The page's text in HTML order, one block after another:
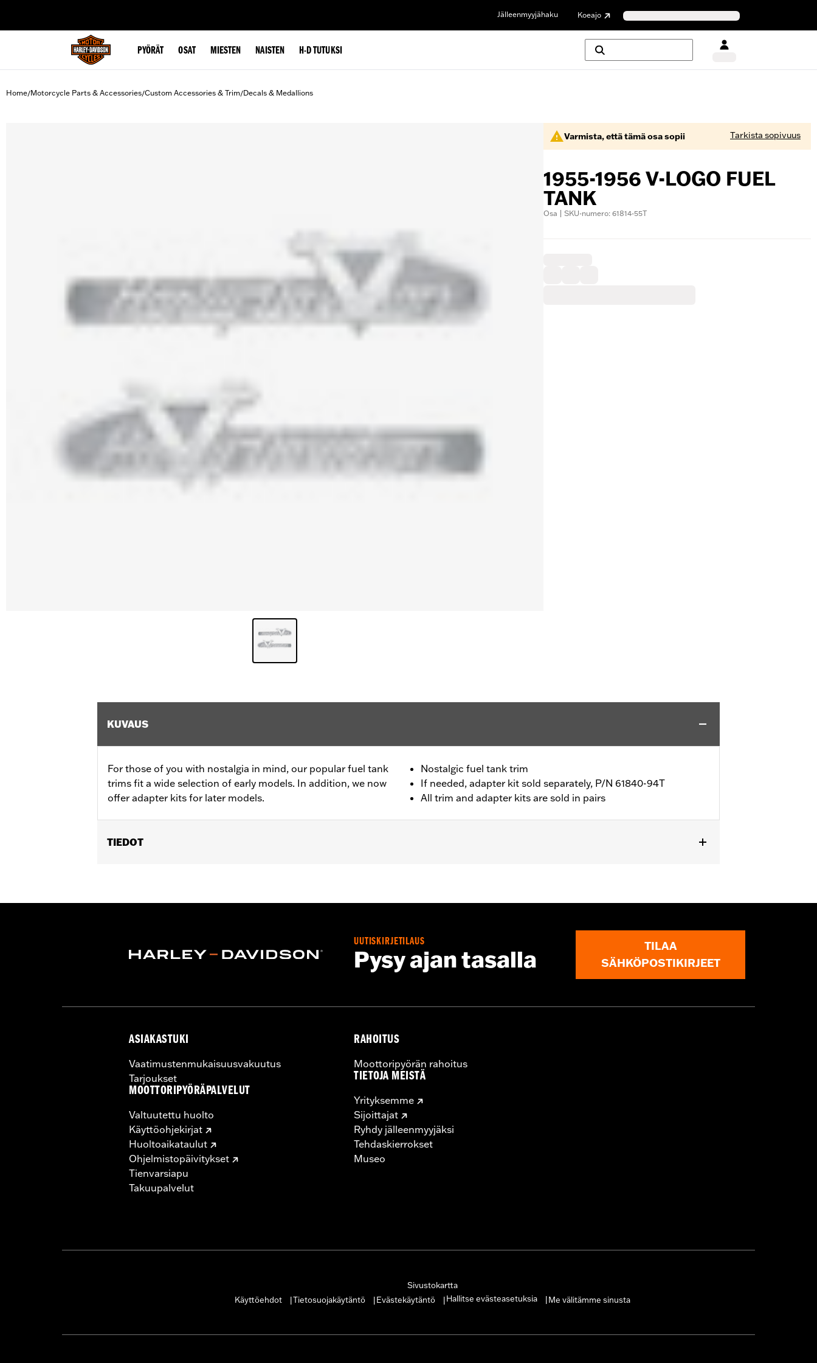
Jälleenmyyjähaku Koeajo
PYÖRÄT OSAT MIESTEN NAISTEN H-D TUTUKSI
Home/Motorcycle Parts & Accessories/Custom Accessories & Trim/Decals & Medallions
Varmista, että tämä osa sopii Tarkista sopivuus
1955-1956 V-LOGO FUEL
TANK
Osa | SKU-numero: 61814-55T
KUVAUS
For those of you with nostalgia in mind, our popular fuel tank
trims fit a wide selection of early models. In addition, we now
offer adapter kits for later models.
Nostalgic fuel tank trim
If needed, adapter kit sold separately, P/N 61840-94T
All trim and adapter kits are sold in pairs
TIEDOT
In the Box:2 fuel tank nameplates
UUTISKIRJETILAUS
Pysy ajan tasalla
TILAA
SÄHKÖPOSTIKIRJEET
ASIAKASTUKI
Vaatimustenmukaisuusvakuutus
Tarjoukset
MOOTTORIPYÖRÄPALVELUT
Valtuutettu huolto
Käyttöohjekirjat
Huoltoaikataulut
Ohjelmistopäivitykset
Tienvarsiapu
Takuupalvelut
RAHOITUS
Moottoripyörän rahoitus
TIETOJA MEISTÄ
Yrityksemme
Sijoittajat
Ryhdy jälleenmyyjäksi
Tehdaskierrokset
Museo
Sivustokartta
Käyttöehdot
Tietosuojakäytäntö Evästekäytäntö Hallitse evästeasetuksia Me välitämme sinusta